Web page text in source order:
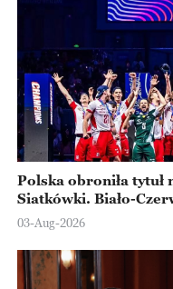
Polska obroniła
Siatkówki. Biało-
Ningbo
03-Aug-2026